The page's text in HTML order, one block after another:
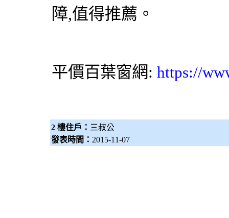
障,值得推薦。
平價 百葉窗網: https://
2 樓住戶： 三叔公
發表時間： 2015-11-07